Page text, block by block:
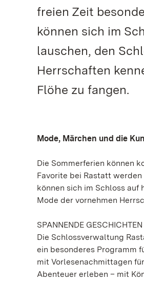
freien Zeit
können sich im
lauschen, den
Herrschaften
Flöhe zu fangen.
Mode, Märchen und die
Die Sommerferien können
Favorite bei Rastatt
können sich im Schloss auf
Mode der vornehmen
SPANNENDE
Die Schlossverwaltung
ein besonderes Programm
mit Vorlesenachmittagen
Abenteuer erleben – mit